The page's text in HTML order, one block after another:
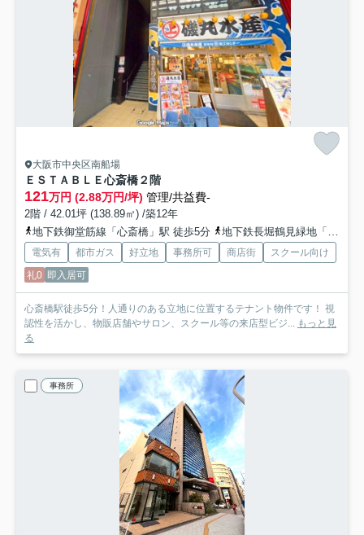
大阪市中央区南船場
ＥＳＴＡＢＬＥ心斎橋２階
121万円 (2.88万円/坪) 管理/共益費-
2階 / 42.01坪 (138.89㎡) /築12年
地下鉄御堂筋線「心斎橋」駅 徒歩5分
地下鉄長堀鶴見緑地「長堀橋」駅 徒歩10分
電気有 都市ガス 好立地 事務所可 商店街
スクール向け
礼0 即入居可
心斎橋駅徒歩5分！人通りのある立地に位置するテナント物件です！ 視
認性を活かし、物販店舗やサロン、スクール等の来店型ビジ... もっと見
る
事務所